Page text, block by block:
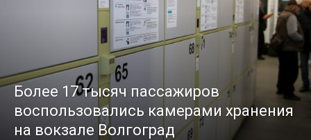
Более 17 тысяч пассажиров
воспользовались камерами хранения
на вокзале Волгоград